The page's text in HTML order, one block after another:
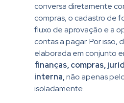
conversa diretamente
compras, o cadastro de
fluxo de aprovação e a
contas a pagar. Por isso,
elaborada em conjunto
finanças, compras,
interna,não apenas
isoladamente.